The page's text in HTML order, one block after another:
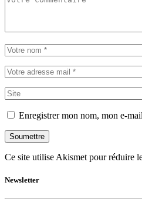
Enregistrer mon nom, mon e-
Soumettre
Ce site utilise Akismet pour réduire
Newsletter